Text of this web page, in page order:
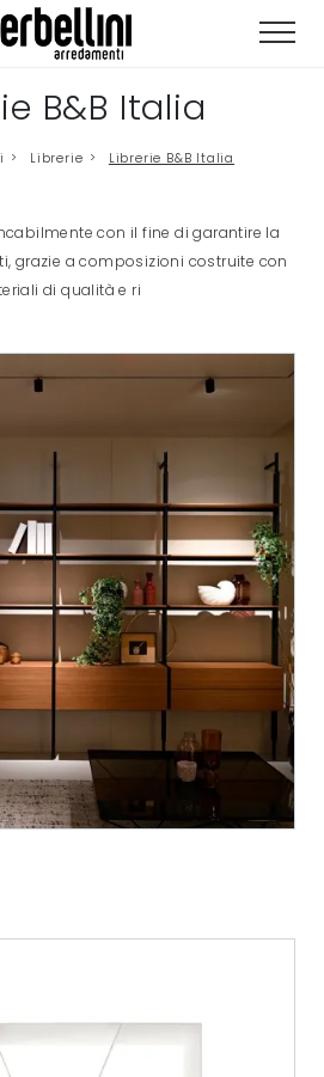
B&B Italia
> Librerie > Librerie B&B Italia
con il fine di garantire la
grazie a composizioni costruite con
di qualità e ri